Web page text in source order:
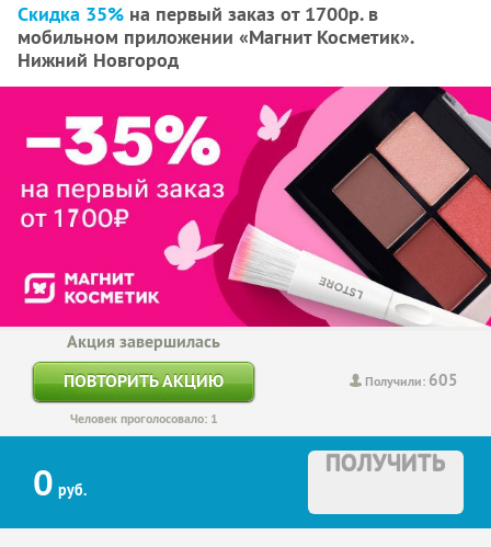
Скидка 35% на первый заказ от 1700р. в
мобильном приложении «Магнит Косметик».
Нижний Новгород
Получили: 605
Акция завершилась
ПОВТОРИТЬ АКЦИЮ
Человек проголосовало: 1
0 руб.
ПОЛУЧИТЬ